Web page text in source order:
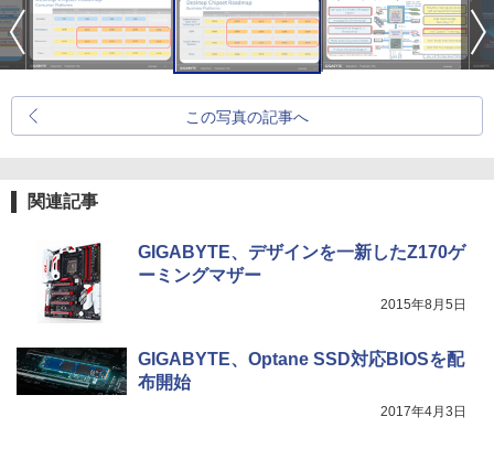
この写真の記事へ
関連記事
GIGABYTE、デザインを一新したZ170ゲ
ーミングマザー
2015年8月5日
GIGABYTE、Optane SSD対応BIOSを配
布開始
2017年4月3日